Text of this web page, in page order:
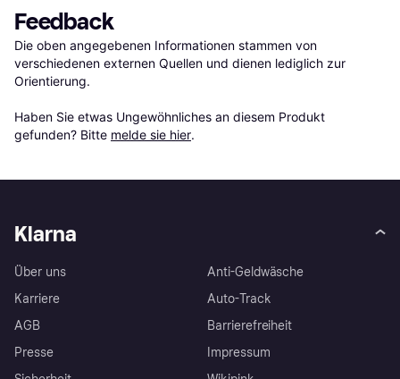
Feedback
Die oben angegebenen Informationen stammen von
verschiedenen externen Quellen und dienen lediglich zur
Orientierung.
Haben Sie etwas Ungewöhnliches an diesem Produkt
gefunden? Bitte melde sie hier.
Klarna
Über uns
Karriere
AGB
Presse
Anti-Geldwäsche
Auto-Track
Barrierefreiheit
Impressum